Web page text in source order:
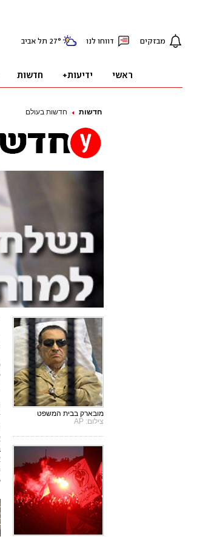
חדשות חדשות בעולם
מובארק בבית המשפט
צילום: AP